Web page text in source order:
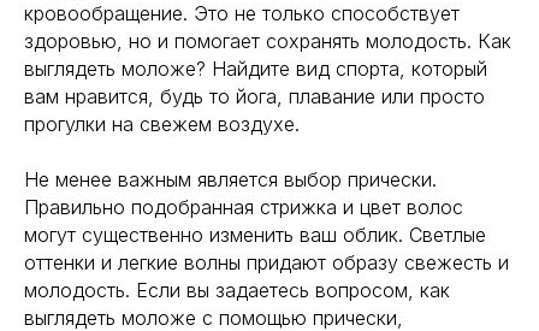
кровообращение. Это не только способствует
здоровью, но и помогает сохранять молодость. Как
выглядеть моложе? Найдите вид спорта, который
вам нравится, будь то йога, плавание или просто
прогулки на свежем воздухе.
Не менее важным является выбор прически.
Правильно подобранная стрижка и цвет волос
могут существенно изменить ваш облик. Светлые
оттенки и легкие волны придают образу свежесть и
молодость. Если вы задаетесь вопросом, как
выглядеть моложе с помощью прически,